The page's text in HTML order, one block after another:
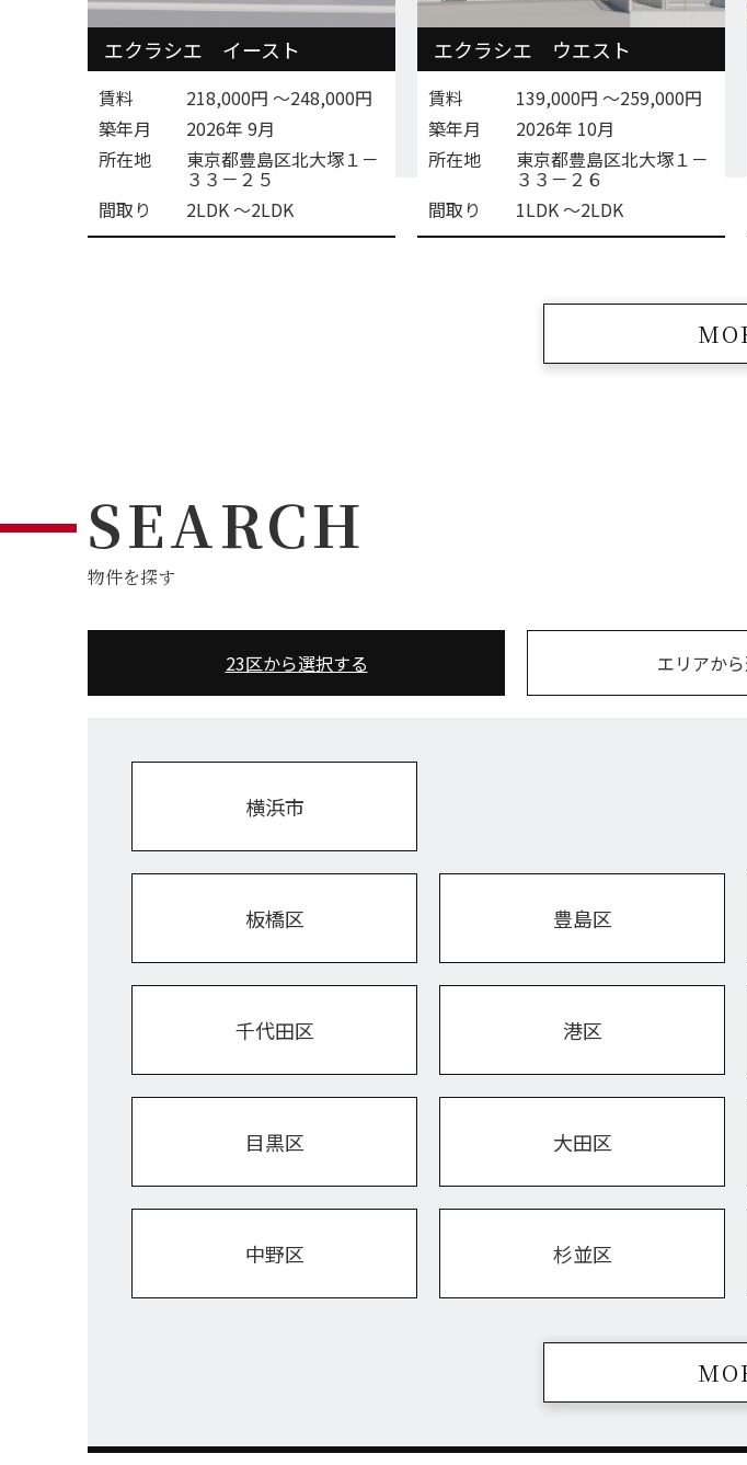
エクラシエ イースト
賃料
218,000円 〜248,000円
築年月
2026年 9月
所在地
東京都豊島区北大塚１－
３３－２５
間取り
2LDK 〜2LDK
エクラシエ ウエスト
賃料
139,000円 〜259,000円
築年月
2026年 10月
所在地
東京都豊島区北大塚１－
３３－２６
間取り
1LDK 〜2LDK
SEARCH
物件を探す
23区から選択する エリアか
横浜市
板橋区 豊島区
千代田区 港区
目黒区 大田区
中野区 杉並区